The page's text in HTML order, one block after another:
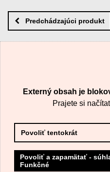
Nový komentár
MENO
VAŠA OTÁZKA K PRODUKTU
Odoslať
Predchádzajúci produkt
Externý obsah je
Prajete si
Povoliť tentokrát
Povoliť a zapamätať -
Funkčné